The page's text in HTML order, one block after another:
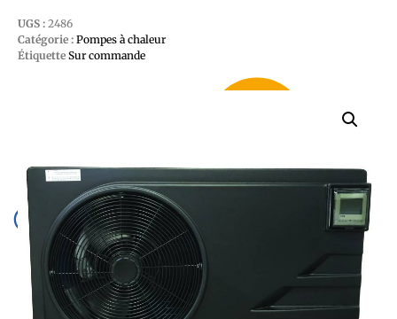
UGS : 2486
Catégorie : Pompes à chaleur
Étiquette Sur commande